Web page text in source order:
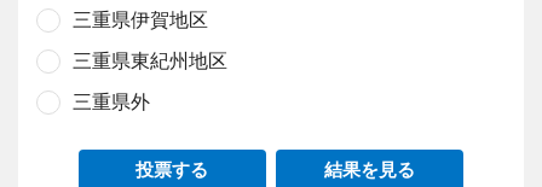
三重県伊賀地区
三重県東紀州地区
三重県外
投票する 結果を見る